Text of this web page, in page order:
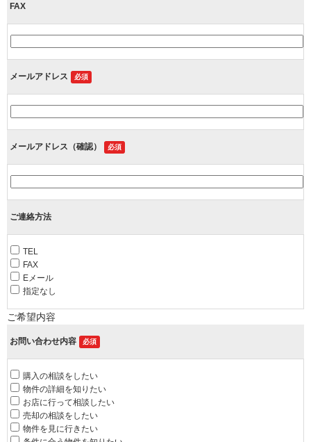
FAX
メールアドレス 必須
メールアドレス（確認） 必須
ご連絡方法
TEL
FAX
Eメール
指定なし
ご希望内容
お問い合わせ内容 必須
購入の相談をしたい
物件の詳細を知りたい
お店に行って相談したい
売却の相談をしたい
物件を見に行きたい